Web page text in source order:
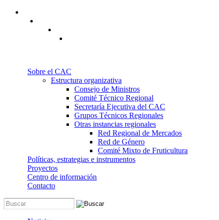
Pasar al contenido principal
Sobre el CAC
Estructura organizativa
Consejo de Ministros
Comité Técnico Regional
Secretaría Ejecutiva del CAC
Grupos Técnicos Regionales
Otras instancias regionales
Red Regional de Mercados
Red de Género
Comité Mixto de Fruticultura
Políticas, estrategias e instrumentos
Proyectos
Centro de información
Contacto
Buscar